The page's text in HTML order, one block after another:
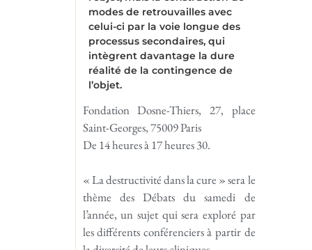
modes de retrouvailles avec
celui-ci par la voie longue des
processus secondaires, qui
intègrent davantage la dure
réalité de la contingence de
l’objet.
Fondation Dosne-Thiers, 27, place
Saint-Georges, 75009 Paris
De 14 heures à 17 heures 30.
« La destructivité dans la cure » sera le
thème des Débats du samedi de
l’année, un sujet qui sera exploré par
les différents conférenciers à partir de